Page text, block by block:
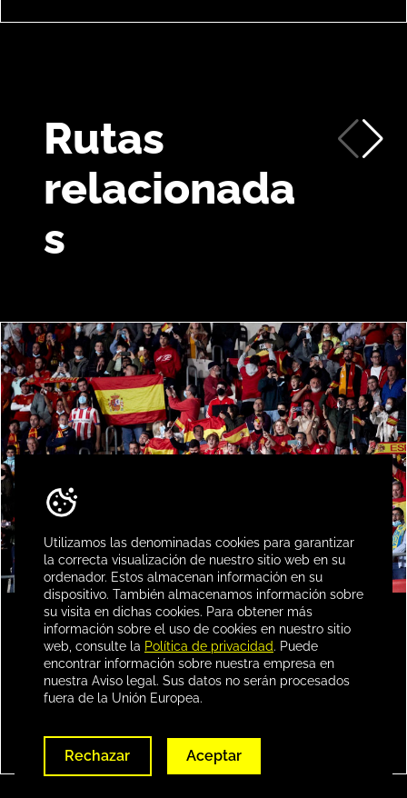
Rutas
relacionada
s
Ruta de la Roja y el Mundial
La selección española tuvo en Sevilla su
sede fija durante años y fue aquí donde se
escribieron algunos de los capítulos más
sido escenario de un Mundial, una EURO y
varias finales continentales, por lo que
desplazarse por su callejero en en cierto
+ Leer más
Utilizamos las denominadas cookies para garantizar
la correcta visualización de nuestro sitio web en su
ordenador. Estos almacenan información en su
dispositivo. También almacenamos información sobre
su visita en dichas cookies. Para obtener más
información sobre el uso de cookies en nuestro sitio
web, consulte la Política de privacidad. Puede
encontrar información sobre nuestra empresa en
nuestra Aviso legal. Sus datos no serán procesados
fuera de la Unión Europea.
Aceptar
Rechazar